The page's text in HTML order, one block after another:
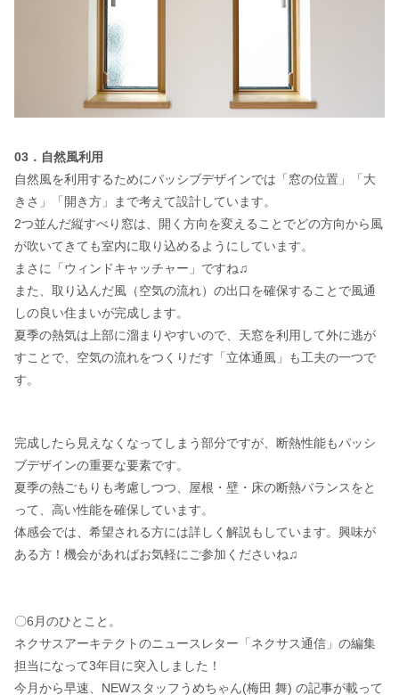
03．自然風利用
自然風を利用するためにパッシブデザインでは「窓の位置」「大
きさ」「開き方」まで考えて設計しています。
2つ並んだ縦すべり窓は、開く方向を変えることでどの方向から風
が吹いてきても室内に取り込めるようにしています。
まさに「ウィンドキャッチャー」ですね♫
また、取り込んだ風（空気の流れ）の出口を確保することで風通
しの良い住まいが完成します。
夏季の熱気は上部に溜まりやすいので、天窓を利用して外に逃が
すことで、空気の流れをつくりだす「立体通風」も工夫の一つで
す。
完成したら見えなくなってしまう部分ですが、断熱性能もパッシ
ブデザインの重要な要素です。
夏季の熱ごもりも考慮しつつ、屋根・壁・床の断熱バランスをと
って、高い性能を確保しています。
体感会では、希望される方には詳しく解説もしています。興味が
ある方！機会があればお気軽にご参加くださいね♫
〇6月のひとこと。
ネクサスアーキテクトのニュースレター「ネクサス通信」の編集
担当になって3年目に突入しました！
今月から早速、NEWスタッフうめちゃん(梅田 舞) の記事が載って